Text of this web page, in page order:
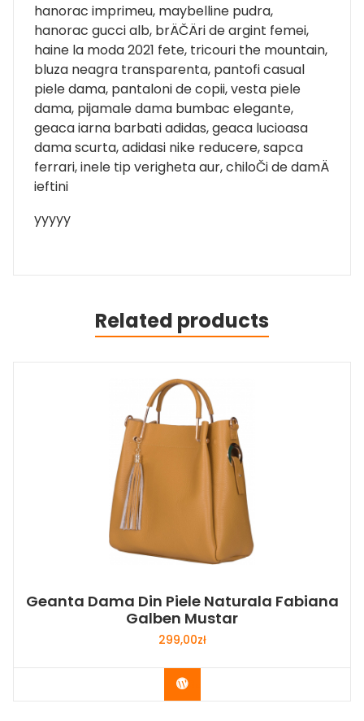
hanorac imprimeu, maybelline pudra,
hanorac gucci alb, brÄČÄri de argint femei,
haine la moda 2021 fete, tricouri the mountain,
bluza neagra transparenta, pantofi casual
piele dama, pantaloni de copii, vesta piele
dama, pijamale dama bumbac elegante,
geaca iarna barbati adidas, geaca lucioasa
dama scurta, adidasi nike reducere, sapca
ferrari, inele tip verigheta aur, chiloČi de damÄ
ieftini
yyyyy
Related products
Geanta Dama Din Piele Naturala Fabiana
Galben Mustar
299,00zł
Buy Now